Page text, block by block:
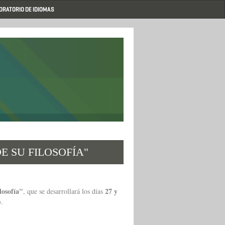
DE IDIOMAS
SU FILOSOFÍA"
, que se desarrollará los días 27 y